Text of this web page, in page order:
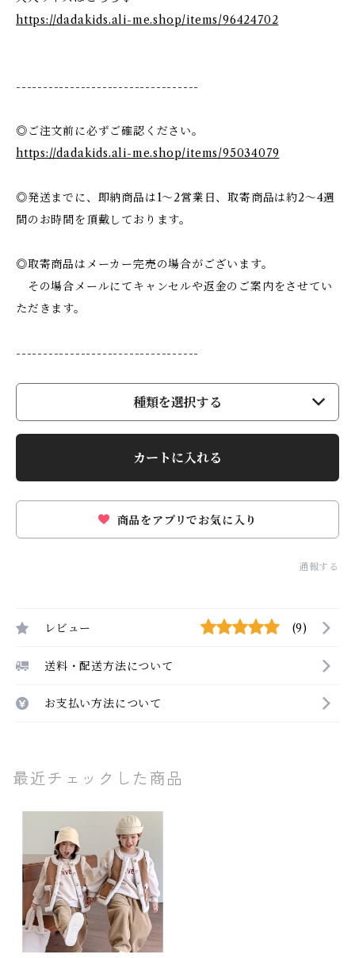
https://dadakids.ali-me.shop/items/96424702
----------------------------------
◎ご注文前に必ずご確認ください。
https://dadakids.ali-me.shop/items/95034079
◎発送までに、即納商品は1〜2営業日、取寄商品は約2〜4週
間のお時間を頂戴しております。
◎取寄商品はメーカー完売の場合がございます。
その場合メールにてキャンセルや返金のご案内をさせてい
ただきます。
----------------------------------
種類を選択する
カートに入れる
商品をアプリでお気に入り
通報する
レビュー (9)
送料・配送方法について
お支払い方法について
最近チェックした商品